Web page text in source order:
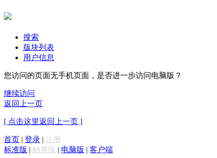
搜索
版块列表
用户信息
您访问的页面无手机页面，是否进一步访问电脑版？
继续访问
返回上一页
[ 点击这里返回上一页 ]
首页 | 登录 | 注册
标准版 | 触屏版 | 电脑版 | 客户端